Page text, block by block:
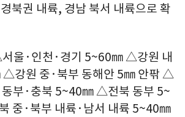
북권 내륙, 경남 북서 내륙으로 확
울·인천·경기 5~60㎜ △강원 내
△강원 중·북부 동해안 5㎜ 안팎 △
부·충북 5~40㎜ △전북 동부 5~
중·북부 내륙·남서 내륙 5~40㎜